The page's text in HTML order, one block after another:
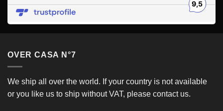
OVER CASA N°7
We ship all over the world. If your country is not available
or you like us to ship without VAT, please contact us.